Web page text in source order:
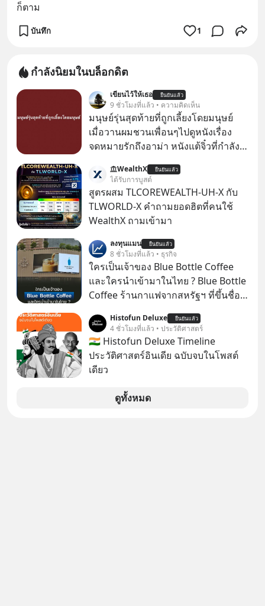
ก็ตาม
บันทึก 1
กำลังนิยมในบล็อกดิต
เขียนไว้ให้เธอ ยืนยันแล้ว
9 ชั่วโมงที่แล้ว • ความคิดเห็น
มนุษย์รุ่นสุดท้ายที่ถูกเลี้ยงโดยมนุษย์
เมื่อวานผมชวนเพื่อนๆไปดูหนังเรื่อง
จดหมายรักถึงอาม่า หนังแต้จิ๋วที่กำลัง
ป๊าผมเห็นโปสเตอร์หนังเรื่องนี้หลาย
เดือนก่อนและอยากดูมาก ด้วยเพราะว่า
อากงก็มาจากเมืองจีน ป๊าก็พูดแต้จิ๋วได้
มีเรื่องราวมีความผูกพันที่ได้ยินตั้งแต่
WealthX ยืนยันแล้ว
ได้รับการบูสต์
สูตรผสม TLCOREWEALTH-UH-X กับ
TLWORLD-X คำถามยอดฮิตที่คนใช้
WealthX ถามเข้ามา
ลงทุนแมน ยืนยันแล้ว
8 ชั่วโมงที่แล้ว • ธุรกิจ
ใครเป็นเจ้าของ Blue Bottle Coffee
และใครนำเข้ามาในไทย ? Blue Bottle
Coffee ร้านกาแฟจากสหรัฐฯ ที่ขึ้นชื่อ
แรกในประเทศไทย ที่ Central Park
Histofun Deluxe ยืนยันแล้ว
4 ชั่วโมงที่แล้ว • ประวัติศาสตร์
🇮🇳 Histofun Deluxe Timeline
ประวัติศาสตร์อินเดีย ฉบับจบในโพสต์
เดียว
ดูทั้งหมด